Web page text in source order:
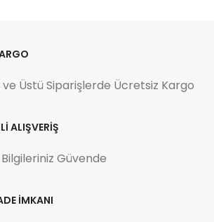
Üstü Siparişlerde Ücretsiz Kargo
ALIŞVERİŞ
Bilgileriniz Güvende
İMKANI